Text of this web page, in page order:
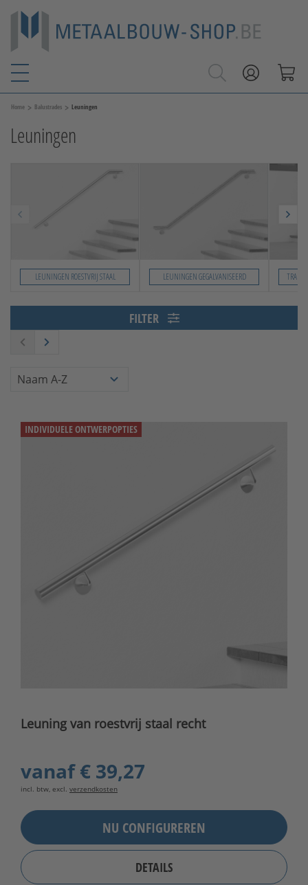
Home > Balustrades > Leuningen
Leuningen
LEUNINGEN ROESTVRIJ STAAL LEUNINGEN GEGALVANISEERD
FILTER
INDIVIDUELE ONTWERPOPTIES
Leuning van roestvrij staal recht
vanaf€ 39,27
incl. btw, excl. verzendkosten
NU CONFIGUREREN
DETAILS